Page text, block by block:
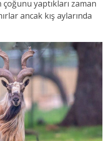
yaptıkları zaman
ancak kış aylarında